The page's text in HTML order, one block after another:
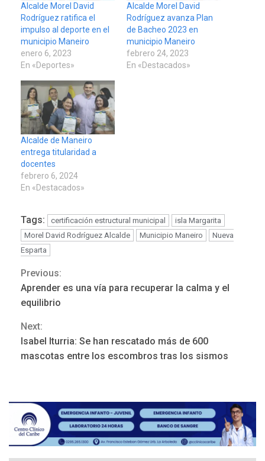
Alcalde Morel David
Rodríguez ratifica el
impulso al deporte en el
municipio Maneiro
enero 6, 2023
En «Deportes»
Alcalde Morel David
Rodríguez avanza Plan
de Bacheo 2023 en
municipio Maneiro
febrero 24, 2023
En «Destacados»
Alcalde de Maneiro
entrega titularidad a
docentes
febrero 6, 2024
En «Destacados»
Tags: certificación estructural municipal
isla Margarita
Morel David Rodríguez Alcalde
Municipio Maneiro
Nueva
Esparta
Continue
Reading
Previous:
Aprender es una vía para recuperar la calma y el
equilibrio
Next:
Isabel Iturria: Se han rescatado más de 600
mascotas entre los escombros tras los sismos
3
DEPORTES
plan fallido de privatización
4
sauditas
REGIONALES ÚLTIMA HORA